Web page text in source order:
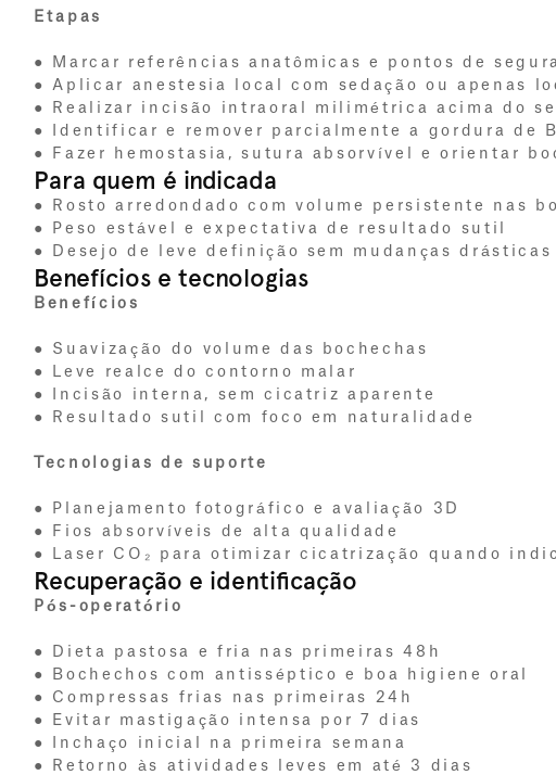
Etapas
● Marcar referências anatômicas e pontos de
● Aplicar anestesia local com sedação ou apenas
● Realizar incisão intraoral milimétrica acima do
● Identificar e remover parcialmente a gordura de
● Fazer hemostasia, sutura absorvível e orientar
Para quem é indicada
● Rosto arredondado com volume persistente nas
● Peso estável e expectativa de resultado sutil
● Desejo de leve definição sem mudanças drásticas
Benefícios e tecnologias
Benefícios
● Suavização do volume das bochechas
● Leve realce do contorno malar
● Incisão interna, sem cicatriz aparente
● Resultado sutil com foco em naturalidade
Tecnologias de suporte
● Planejamento fotográfico e avaliação 3D
● Fios absorvíveis de alta qualidade
● Laser CO₂ para otimizar cicatrização quando
Recuperação e identificação
Pós-operatório
● Dieta pastosa e fria nas primeiras 48h
● Bochechos com antisséptico e boa higiene oral
● Compressas frias nas primeiras 24h
● Evitar mastigação intensa por 7 dias
● Inchaço inicial na primeira semana
● Retorno às atividades leves em até 3 dias